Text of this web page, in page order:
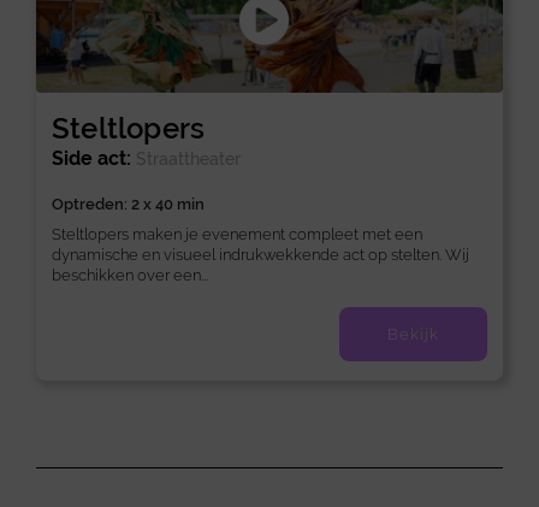
Steltlopers
Side act: Straattheater
Optreden: 2 x 40 min
Steltlopers maken je evenement compleet met een
dynamische en visueel indrukwekkende act op stelten. Wij
beschikken over een...
Bekijk